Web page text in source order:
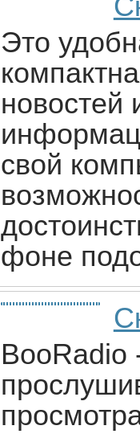
Это
новостей
свой
фоне
BooRadio